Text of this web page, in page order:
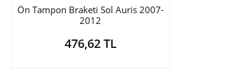
Ön Tampon Braketi Sol Auris 2007-
2012
476,62 TL